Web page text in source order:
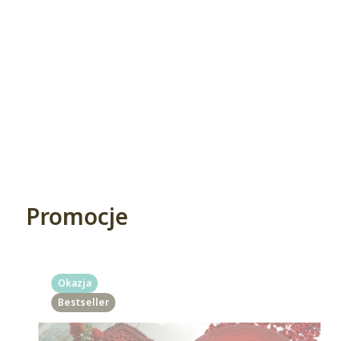
Promocje
Okazja
Bestseller